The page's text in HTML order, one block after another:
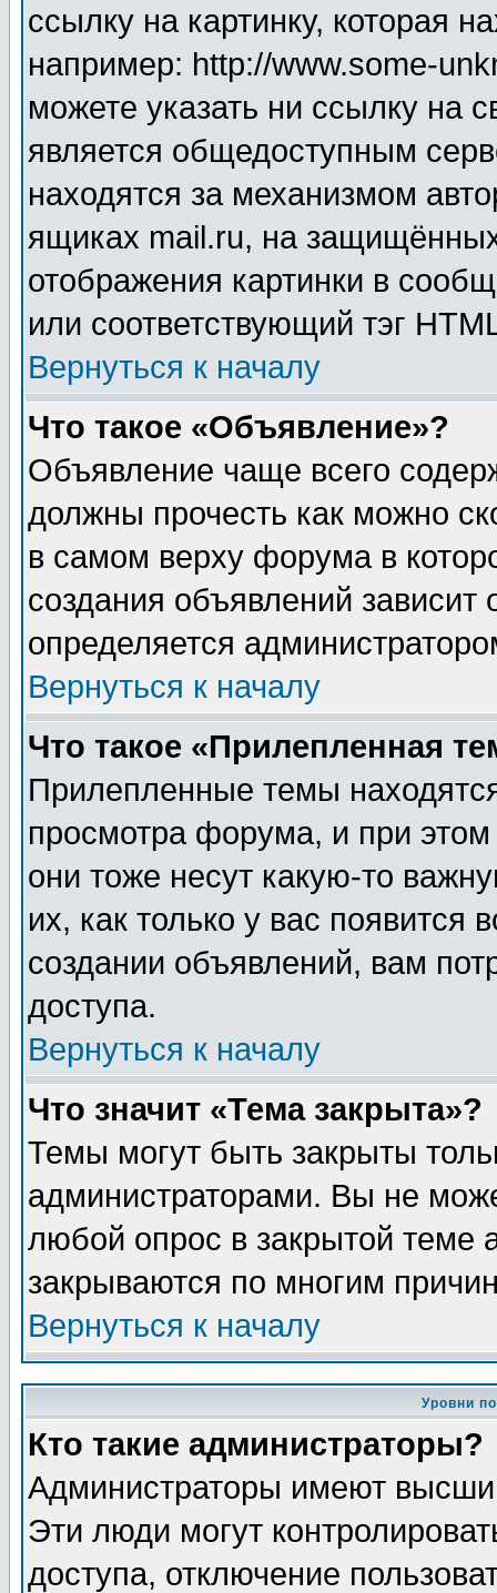
ссылку на картинку, которая
например: http://www.some-
можете указать ни ссылку на
является общедоступным
находятся за механизмом
ящиках mail.ru, на
отображения картинки в
или соответствующий тэг
Вернуться к началу
Что такое «Объявление»?
Объявление чаще всего
должны прочесть как можно
в самом верху форума в
создания объявлений зависит
определяется
Вернуться к началу
Что такое «Прилепленная
Прилепленные темы
просмотра форума, и при
они тоже несут какую-то
их, как только у вас появится
создании объявлений, вам
доступа.
Вернуться к началу
Что значит «Тема закрыта»?
Темы могут быть закрыты
администраторами. Вы не
любой опрос в закрытой теме
закрываются по многим
Вернуться к началу
Уровни
Кто такие администраторы?
Администраторы имеют
Эти люди могут
доступа, отключение